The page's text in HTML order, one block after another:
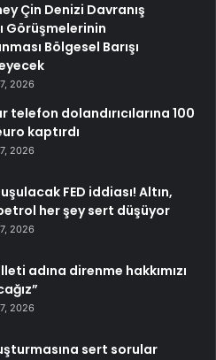
Çin Denizi Davranış
Görüşmelerinin
Bölgesel Barışı
2026
telefon dolandırıcılarına 100
kaptırdı
2026
FED iddiası! Altın,
her şey sert düşüyor
2026
adına direnme hakkımızı
2026
sert sorular